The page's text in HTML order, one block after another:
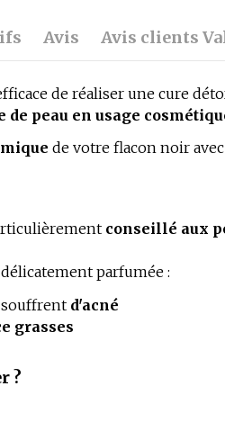
Avis Avis clients
de réaliser une cure
de peau en usage
de votre flacon noir
conseillé aux
parfumée :
souffrent d'acné
grasses
?